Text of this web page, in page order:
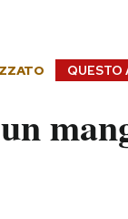
QUESTO